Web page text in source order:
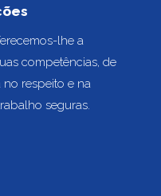
lhe a
competências, de
no respeito e na
seguras.